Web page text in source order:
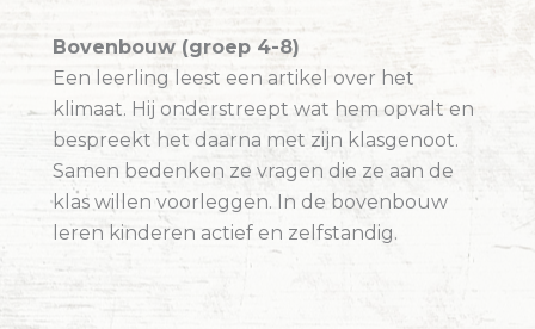
Bovenbouw (groep 4-8)
Een leerling leest een artikel over het
klimaat. Hij onderstreept wat hem opvalt en
bespreekt het daarna met zijn klasgenoot.
Samen bedenken ze vragen die ze aan de
klas willen voorleggen. In de bovenbouw
leren kinderen actief en zelfstandig.